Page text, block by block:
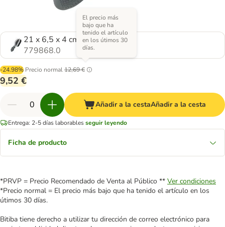
21 x 6,5 x 4 cm (L x An x Al)
779868.0
-24.98% Precio normal12,69 €
El precio más
bajo que ha
tenido el artículo
en los útimos 30
días.
9,52 €
Añadir a la cestaAñadir a la cesta
Entrega: 2-5 días laborablesseguir leyendo
Ficha de producto
*PRVP = Precio Recomendado de Venta al Público ** Ver condiciones
*Precio normal = El precio más bajo que ha tenido el artículo en los
útimos 30 días.
Bitiba tiene derecho a utilizar tu dirección de correo electrónico para